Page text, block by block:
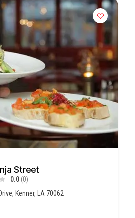
Street
0.0 (0)
Kenner, LA 70062